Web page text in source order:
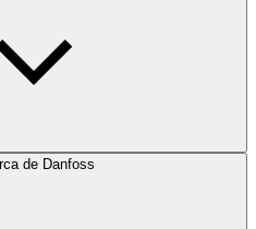
de Danfoss